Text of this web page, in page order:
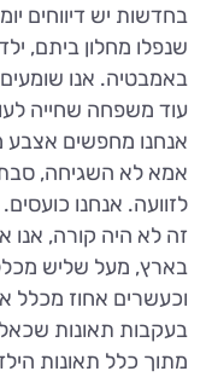
בחדשות יש דיווחים
שנפלו מחלון ביתם,
באמבטיה. אנו
עוד משפחה שחייה
אנחנו מחפשים אצבע
אמא לא השגיחה,
לזוועה. אנחנו
זה לא היה קורה, אנו
בארץ, מעל שליש מכלל
וכעשרים אחוז מכלל